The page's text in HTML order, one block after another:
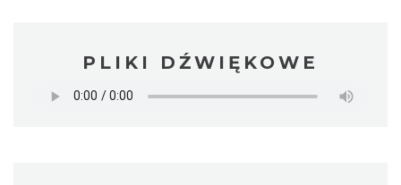
PLIKI DŹWIĘKOWE